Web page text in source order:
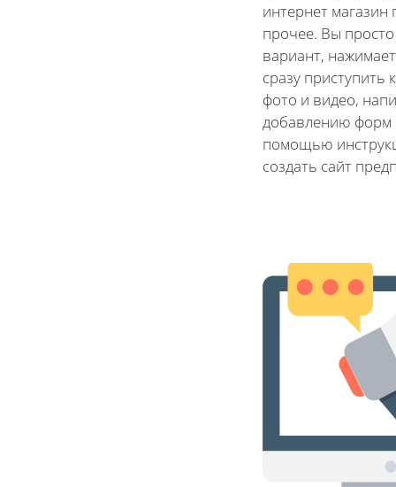
интернет
прочее. Вы
вариант,
сразу приступить
фото и видео,
добавлению форм
помощью
создать сайт